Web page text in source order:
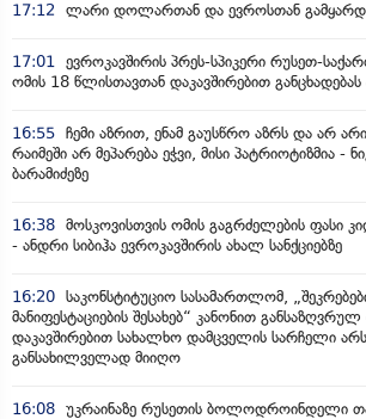
17:12 ლარი დოლართან და ევროსთან
17:01 ევროკავშირის პრეს-სპიკერი რუსეთ-
ომის 18 წლისთავთან დაკავშირებით
16:55 ჩემი აზრით, ენამ გაუსწრო აზრს და არ
რაიმეში არ მეპარება ეჭვი, მისი პატრიოტიზმია -
ბარამიძეზე
16:38 მოსკოვისთვის ომის გაგრძელების ფასი
- ანდრი სიბიჰა ევროკავშირის ახალ სანქციებზე
16:20 საკონსტიტუციო სასამართლომ,
მანიფესტაციების შესახებ“ კანონით
დაკავშირებით სახალხო დამცველის სარჩელი
განსახილველად მიიღო
16:08 უკრაინაზე რუსეთის ბოლოდროინდელი